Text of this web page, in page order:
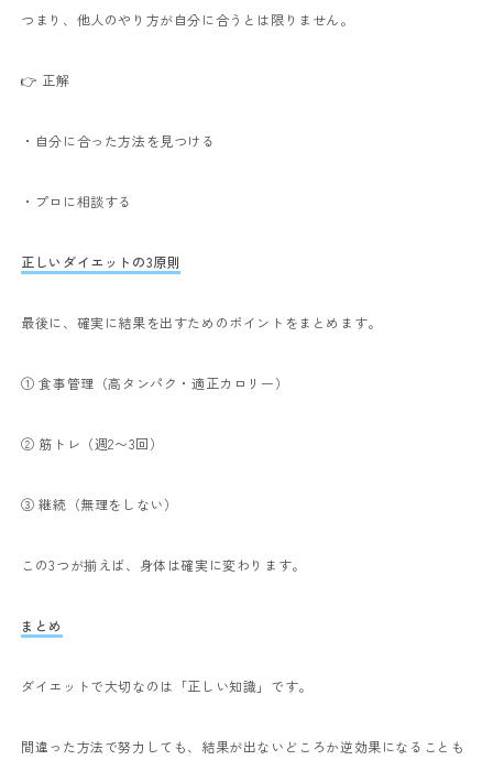
つまり、他人のやり方が自分に合うとは限りません。
👉 正解
・自分に合った方法を見つける
・プロに相談する
正しいダイエットの3原則
最後に、確実に結果を出すためのポイントをまとめます。
① 食事管理（高タンパク・適正カロリー）
② 筋トレ（週2〜3回）
③ 継続（無理をしない）
この3つが揃えば、身体は確実に変わります。
まとめ
ダイエットで大切なのは「正しい知識」です。
間違った方法で努力しても、結果が出ないどころか逆効果になることも